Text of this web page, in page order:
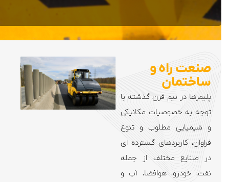
صنعت راه و
ساختمان
پلیمرها در نیم قرن گذشته با
توجه به خصوصیات مکانیکی
و شیمیایی مطلوب و تنوع
فراوان، کاربردهای گسترده ای
در صنایع مختلف از جمله
نفت، خودرو، هوافضا، آب و